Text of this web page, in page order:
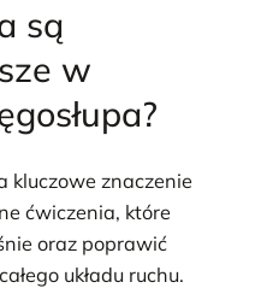
są
w
kluczowe znaczenie
ćwiczenia, które
oraz poprawić
układu ruchu.